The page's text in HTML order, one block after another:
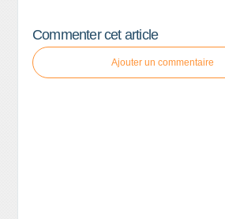
Commenter cet article
Ajouter un commentaire